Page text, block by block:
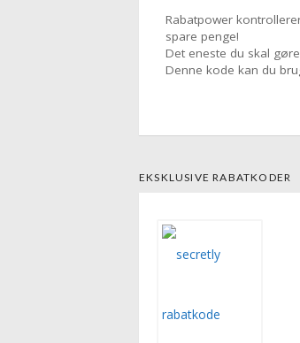
Rabatpower
spare penge!
Det eneste du skal
Denne kode kan du
EKSKLUSIVE RABATKODER